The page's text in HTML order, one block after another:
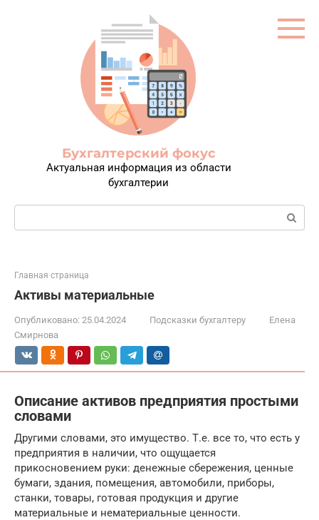
Бухгалтерский фокус
Актуальная информация из области
бухгалтерии
Поиск:
Главная страница
Активы материальные
Опубликовано: 25.04.2024 Подсказки бухгалтеру
Елена
Смирнова
Описание активов предприятия простыми
словами
Другими словами, это имущество. Т.е. все то, что есть у
предприятия в наличии, что ощущается
прикосновением руки: денежные сбережения, ценные
бумаги, здания, помещения, автомобили, приборы,
станки, товары, готовая продукция и другие
материальные и нематериальные ценности.